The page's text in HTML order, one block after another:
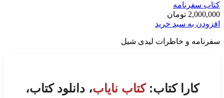
کتاب سفرنامه
2,000,000 تومان
افزودن به سبد خرید
سفرنامه و خاطرات لیدی شیل
کارا کتاب:کتاب نایاب، دانلود کتاب،